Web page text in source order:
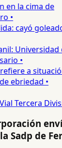
en la cima de
•
cayó
Universidad
•
a
ebriedad •
Tercera
Sadp de